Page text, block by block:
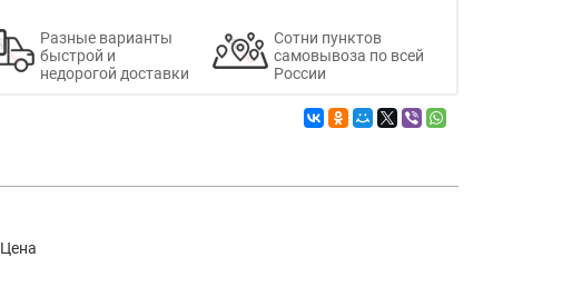
Разные варианты
быстрой и
недорогой доставки
Сотни пунктов
самовывоза по всей
России
Цена